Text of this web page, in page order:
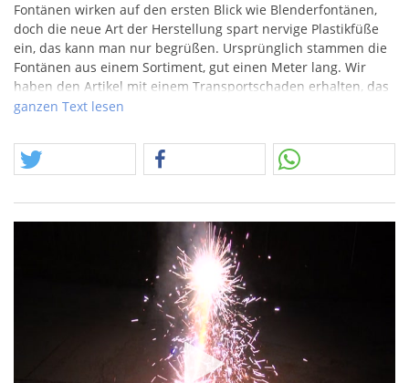
Fontänen wirken auf den ersten Blick wie Blenderfontänen,
doch die neue Art der Herstellung spart nervige Plastikfüße
ein, das kann man nur begrüßen. Ursprünglich stammen die
Fontänen aus einem Sortiment, gut einen Meter lang. Wir
haben den Artikel mit einem Transportschaden erhalten, das
brachte uns auf die Idee, diese Teile ausschließlich einzeln zu
versenden.
Die Blue Stars Gold Fontäne mit dominat vielen blauen
ganzen Text lesen